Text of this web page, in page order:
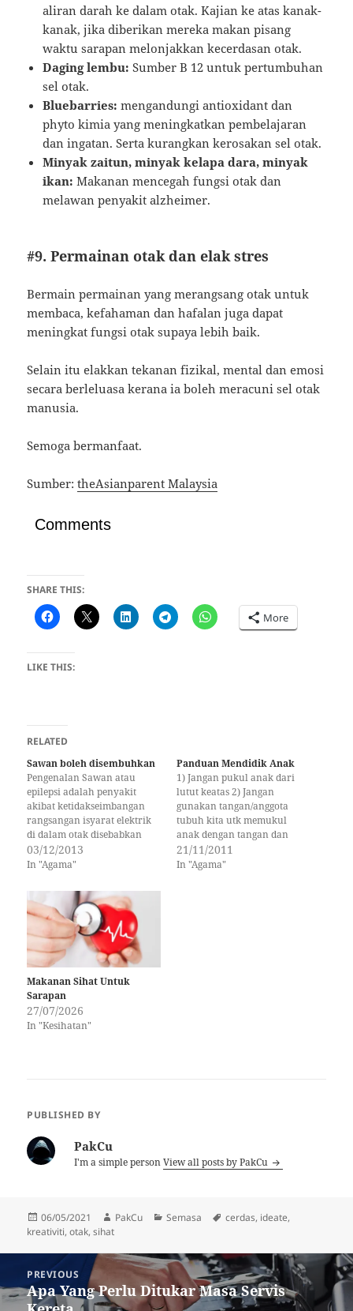
aliran darah ke dalam otak. Kajian ke atas kanak-
kanak, jika diberikan mereka makan pisang
waktu sarapan melonjakkan kecerdasan otak.
Daging lembu: Sumber B 12 untuk pertumbuhan
sel otak.
Bluebarries: mengandungi antioxidant dan
phyto kimia yang meningkatkan pembelajaran
dan ingatan. Serta kurangkan kerosakan sel otak.
Minyak zaitun, minyak kelapa dara, minyak
ikan: Makanan mencegah fungsi otak dan
melawan penyakit alzheimer.
#9. Permainan otak dan elak stres
Bermain permainan yang merangsang otak untuk
membaca, kefahaman dan hafalan juga dapat
meningkat fungsi otak supaya lebih baik.
Selain itu elakkan tekanan fizikal, mental dan emosi
secara berleluasa kerana ia boleh meracuni sel otak
manusia.
Semoga bermanfaat.
Sumber:theAsianparent Malaysia
Comments
SHARE THIS:
More
LIKE THIS:
RELATED
Sawan boleh disembuhkan
Pengenalan Sawan atau
epilepsi adalah penyakit
akibat ketidakseimbangan
rangsangan isyarat elektrik
di dalam otak disebabkan
kecederaan semasa atau
selepas kelahiran, tumor
kanak atau jangkitan.
Serangan sawan berbeza
dari segi intensiti dan
frekuensi, bermula dengan
kehilangan memori ringan -
absences sehingga konvulsi
(jatuh atau goncangan
badan) berlaku beberapa…
03/12/2013
In "Agama"
Panduan Mendidik Anak
1) Jangan pukul anak dari
lutut keatas 2) Jangan
gunakan tangan/anggota
tubuh kita utk memukul
anak dengan tangan dan
jangan sesekali menampar
anak pakai tangan kita.
21/11/2011
In "Agama"
Makanan Sihat Untuk
Sarapan
27/07/2026
In "Kesihatan"
PUBLISHED BY
PakCu
I'm a simple personView all posts by PakCu
Posted
on
06/05/2021 Author
PakCu Categories
Semasa Tags
cerdas, ideate,
kreativiti,otak,sihat
navigation
PREVIOUS
Previous
Apa Yang Perlu Ditukar Masa Servis